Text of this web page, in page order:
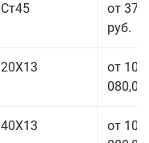
Ст45
от 37
руб.
20Х13
от 101
080,00
40Х13
от 101